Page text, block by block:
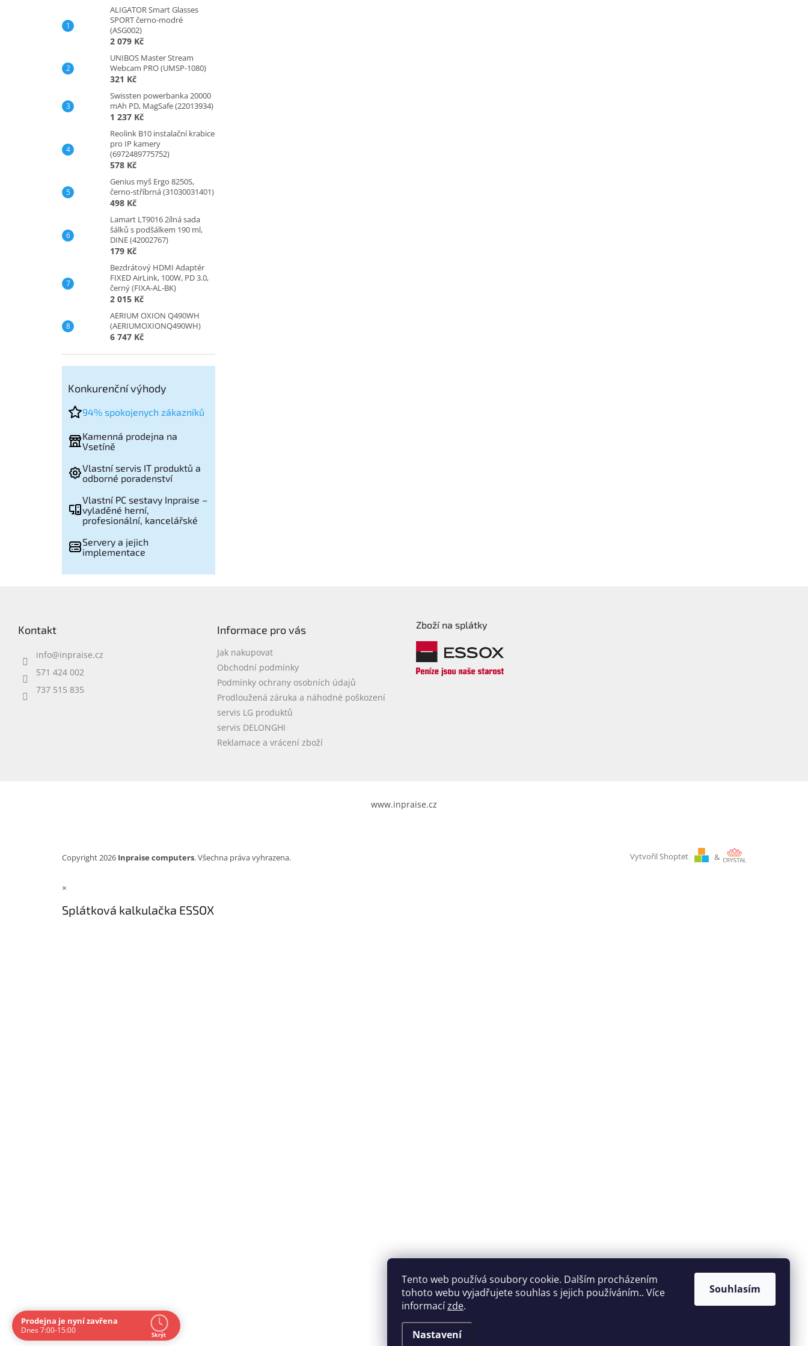
Tento web používá soubory cookie. Dalším procházením
tohoto webu vyjadřujete souhlas s jejich používáním.. Více
informacízde.
Nastavení
Souhlasím
ALIGATOR Smart Glasses
SPORT černo-modré
(ASG002)
2 079 Kč
UNIBOS Master Stream
Webcam PRO (UMSP-1080)
321 Kč
Swissten powerbanka 20000
mAh PD, MagSafe (22013934)
1 237 Kč
Reolink B10 instalační krabice
pro IP kamery
(6972489775752)
578 Kč
Genius myš Ergo 8250S,
černo-stříbrná (31030031401)
498 Kč
Lamart LT9016 2ílná sada
šálků s podšálkem 190 ml,
DINE (42002767)
179 Kč
Bezdrátový HDMI Adaptér
FIXED AirLink, 100W, PD 3.0,
černý (FIXA-AL-BK)
2 015 Kč
AERIUM OXION Q490WH
(AERIUMOXIONQ490WH)
6 747 Kč
Konkurenční výhody
94% spokojenych zákazníků
Kamenná prodejna na
Vsetíně
Vlastní servis IT produktů a
odborné poradenství
Vlastní PC sestavy Inpraise –
vyladěné herní,
profesionální, kancelářské
Servery a jejich
implementace
Kontakt
info@inpraise.cz
571 424 002
737 515 835
Informace pro vás
Jak nakupovat
Obchodní podmínky
Podmínky ochrany osobních údajů
Prodloužená záruka a náhodné poškození
servis LG produktů
servis DELONGHI
Reklamace a vrácení zboží
Zboží na splátky
www.inpraise.cz
Vytvořil Shoptet &
Copyright 2026 Inpraise computers. Všechna práva vyhrazena.
×
Splátková kalkulačka ESSOX
Prodejna je nyní zavřena
Dnes 7:00-15:00
Skrýt
Navštivte nás osobně
Čas